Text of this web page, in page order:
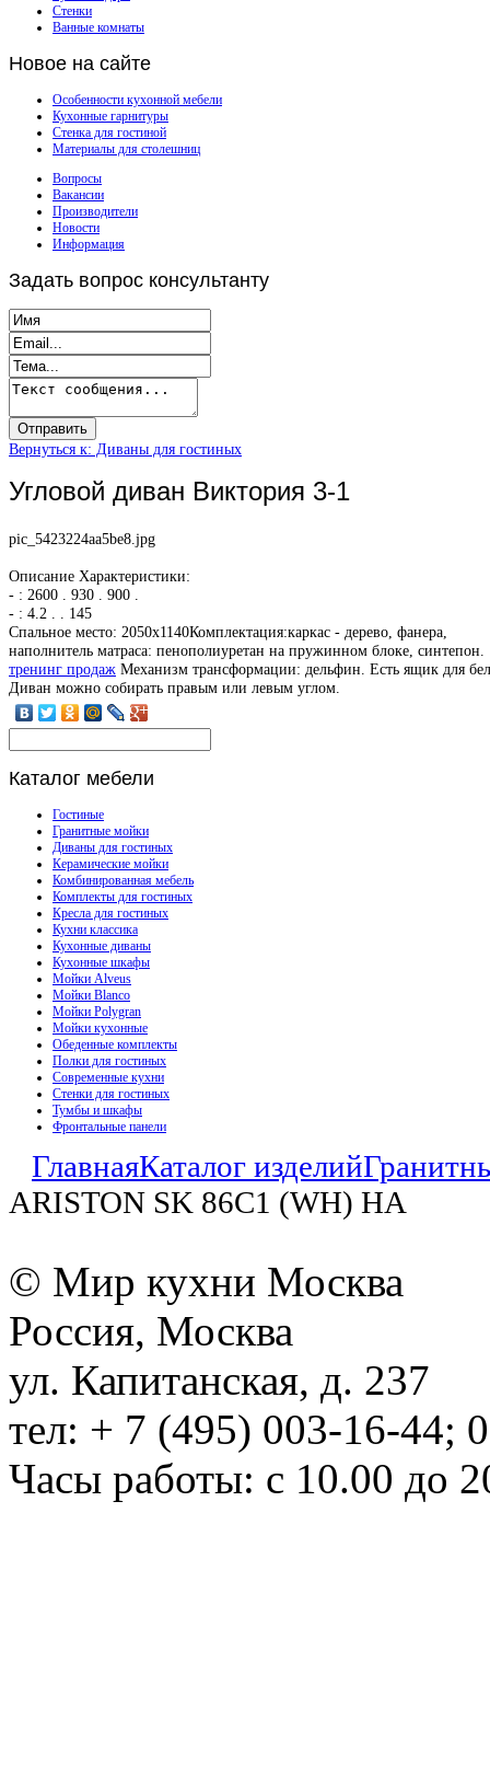
Стенки
Ванные комнаты
Новое на сайте
Особенности кухонной мебели
Кухонные гарнитуры
Стенка для гостиной
Материалы для столешниц
Вопросы
Вакансии
Производители
Новости
Информация
Задать вопрос консультанту
Вернуться к: Диваны для гостиных
Угловой диван Виктория 3-1
pic_5423224aa5be8.jpg
Описание Характеристики:
- : 2600 . 930 . 900 .
- : 4.2 . . 145
Спальное место: 2050х1140Комплектация:каркас - дерево, фанера,
наполнитель матраса: пенополиуретан на пружинном блоке, синтепон.
тренинг продаж Механизм трансформации: дельфин. Есть ящик для
Диван можно собирать правым или левым углом.
Каталог мебели
Гостиные
Гранитные мойки
Диваны для гостиных
Керамические мойки
Комбинированная мебель
Комплекты для гостиных
Кресла для гостиных
Кухни классика
Кухонные диваны
Кухонные шкафы
Мойки Alveus
Мойки Blanco
Мойки Polygran
Мойки кухонные
Обеденные комплекты
Полки для гостиных
Современные кухни
Стенки для гостиных
Тумбы и шкафы
Фронтальные панели
ГлавнаяКаталог изделий
ARISTON SK 86C1 (WH) HA
© Мир кухни Москва
Россия, Москва
ул. Капитанская, д. 237
тел: + 7 (495) 003-16-44;
Часы работы: с 10.00 до